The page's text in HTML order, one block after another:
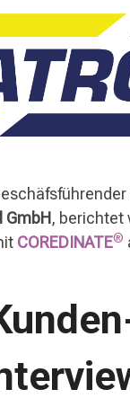
GmbH, berichtet
COREDINATE®